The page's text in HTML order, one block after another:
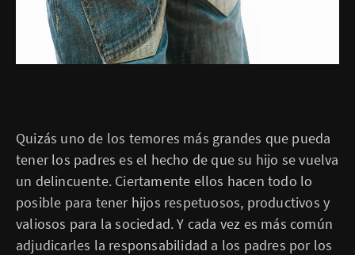
Quizás uno de los temores más grandes que pueda
tener los padres es el hecho de que su hijo se vuelva
un delincuente. Ciertamente ellos hacen todo lo
posible para tener hijos respetuosos, productivos y
valiosos para la sociedad. Y cada vez es más común
adjudicarles la responsabilidad a los padres por los